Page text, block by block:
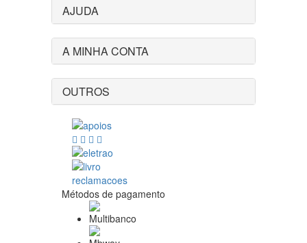
AJUDA
A MINHA CONTA
OUTROS
Métodos de pagamento